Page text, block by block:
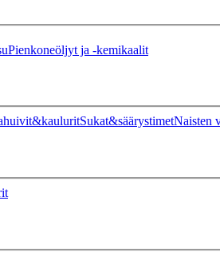
Pienkoneöljyt ja -kemikaalit
Sukat&säärystimetNaisten